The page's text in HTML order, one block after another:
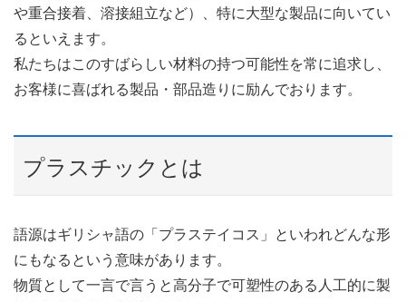
や重合接着、溶接組立など）、特に大型な製品に向いてい
るといえます。
私たちはこのすばらしい材料の持つ可能性を常に追求し、
お客様に喜ばれる製品・部品造りに励んでおります。
プラスチックとは
語源はギリシャ語の「プラステイコス」といわれどんな形
にもなるという意味があります。
物質として一言で言うと高分子で可塑性のある人工的に製